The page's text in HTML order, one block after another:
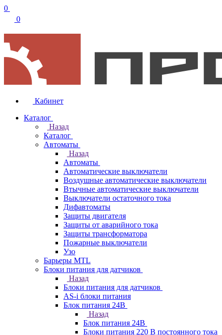
0
0
Кабинет
Каталог
Назад
Каталог
Автоматы
Назад
Автоматы
Автоматические выключатели
Воздушные автоматические выключатели
Втычные автоматические выключатели
Выключатели остаточного тока
Дифавтоматы
Защиты двигателя
Защиты от аварийного тока
Защиты трансформатора
Пожарные выключатели
Узо
Барьеры MTL
Блоки питания для датчиков
Назад
Блоки питания для датчиков
AS-i блоки питания
Блок питания 24В
Назад
Блок питания 24В
Блоки питания 220 В постоянного тока